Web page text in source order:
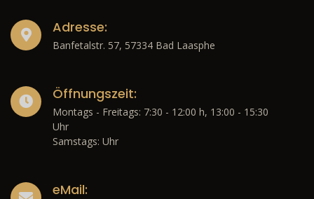
Adresse:
Banfetalstr. 57, 57334 Bad Laasphe
Öffnungszeit:
Montags - Freitags: 7:30 - 12:00 h, 13:00 - 15:30
Uhr
Samstags: Uhr
eMail: